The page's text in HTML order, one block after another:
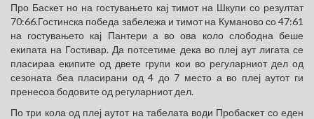
Про Баскет но на гостувањето кај тимот на Шкупи со резултат
70:66.Гостинска победа забележа и тимот на Куманово со 47:61
на гостувањето кај Пантери а во ова коло слободна беше
екипата на Гостивар. Да потсетиме дека во плеј аут лигата се
пласираа екипите од двете групи кои во регуларниот дел од
сезоната беа пласирани од 4 до 7 место а во плеј аутот ги
пренесоа бодовите од регуларниот дел.
По три кола од плеј аутот на табелата води Пробаскет со еден